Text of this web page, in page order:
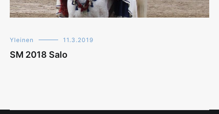
Yleinen 11.3.2019
SM 2018 Salo